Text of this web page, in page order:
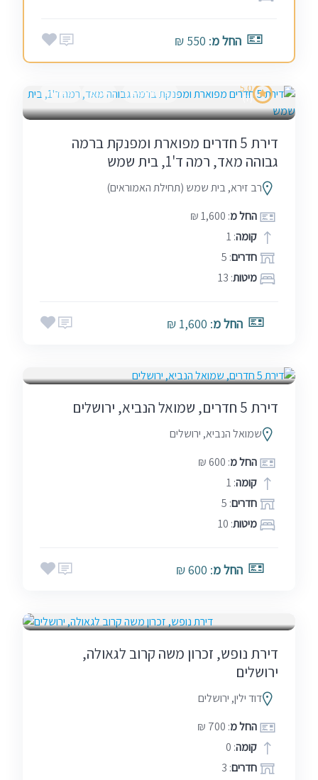
החל מ: 550 ₪
5.0 בין הזמנים חגים שבתות
דירת 5 חדרים מפוארת ומפנקת ברמה
גבוהה מאד, רמה ד'1, בית שמש
רב זירא, בית שמש (תחילת האמוראים)
החל מ: 1,600 ₪
קומה: 1
חדרים: 5
מיטות: 13
החל מ: 1,600 ₪
דירת 5 חדרים, שמואל הנביא, ירושלים
שמואל הנביא, ירושלים
החל מ: 600 ₪
קומה: 1
חדרים: 5
מיטות: 10
החל מ: 600 ₪
דירת נופש, זכרון משה קרוב לגאולה,
ירושלים
דוד ילין, ירושלים
החל מ: 700 ₪
קומה: 0
חדרים: 3